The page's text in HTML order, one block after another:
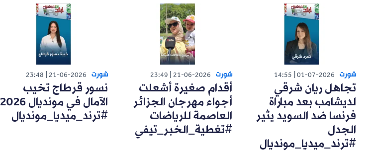
شورت 01-07-2026
14:55
تجاهل ريان شرقي
لديشامب بعد مباراة
فرنسا ضد السويد يثير
الجدل
#ترند_ميديا_مونديال
شورت 21-06-2026
23:49
أقدام صغيرة أشعلت
أجواء مهرجان الجزائر
العاصمة للرياضات
#تغطية_الخبر_تيفي
شورت 21-06-2026
23:48
نسور قرطاج تخيب
الآمال في مونديال 2026
#ترند_ميديا_مونديال